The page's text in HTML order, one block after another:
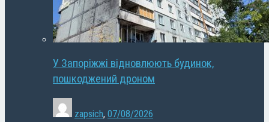
У Запоріжжі відновлюють будинок,
пошкоджений дроном
zapsich, 07/08/2026